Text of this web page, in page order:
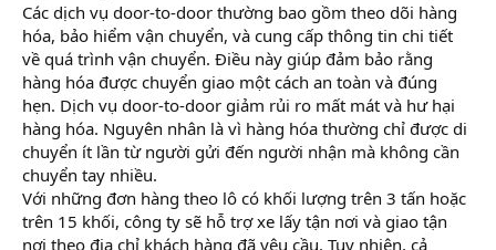
Các dịch vụ door-to-door thường bao gồm theo dõi hàng
hóa, bảo hiểm vận chuyển, và cung cấp thông tin chi tiết
về quá trình vận chuyển. Điều này giúp đảm bảo rằng
hàng hóa được chuyển giao một cách an toàn và đúng
hẹn. Dịch vụ door-to-door giảm rủi ro mất mát và hư hại
hàng hóa. Nguyên nhân là vì hàng hóa thường chỉ được di
chuyển ít lần từ người gửi đến người nhận mà không cần
chuyển tay nhiều.
Với những đơn hàng theo lô có khối lượng trên 3 tấn hoặc
trên 15 khối, công ty sẽ hỗ trợ xe lấy tận nơi và giao tận
nơi theo địa chỉ khách hàng đã yêu cầu. Tuy nhiên, cả